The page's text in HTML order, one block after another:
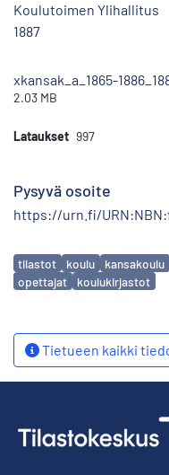
Koulutoimen Ylihallitus
1887
xkansak_a_1865-
2.03 MB
Lataukset 997
Pysyvä osoite
https://urn.fi/
Avainsanat
tilastot koulu kansakoulu
opettajat
koulukirjastot
Tietueen kaikki